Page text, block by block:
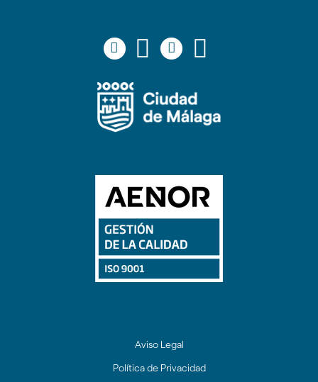
Icono
Icono
facebook
Icono
Icono
twitter
Icono
Icono
youtube
Aviso Legal
Política de Privacidad